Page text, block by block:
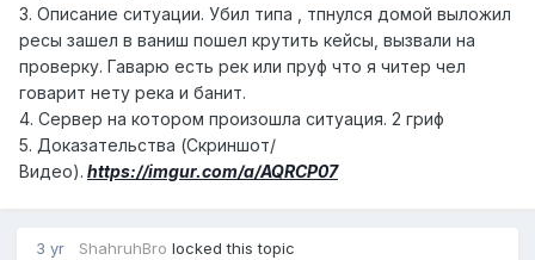
3. Описание ситуации. Убил типа , тпнулся домой выложил
ресы зашел в ваниш пошел крутить кейсы, вызвали на
проверку. Гаварю есть рек или пруф что я читер чел
говарит нету река и банит.
4. Сервер на котором произошла ситуация. 2 гриф
5. Доказательства (Скриншот/
Видео). https://imgur.com/a/AQRCP07
3 yr ShahruhBro locked this topic